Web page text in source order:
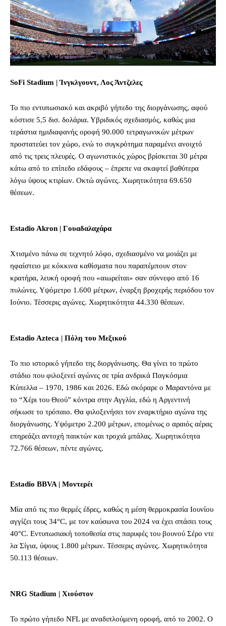
SoFi Stadium | Ίνγκλγουντ, Λος Άντζελες
Το πιο εντυπωσιακό και ακριβό γήπεδο της διοργάνωσης, αφού
κόστισε 5,5 δισ. δολάρια. Υβριδικός σχεδιασμός, καθώς μια
τεράστια ημιδιαφανής οροφή 90.000 τετραγωνικών μέτρων
προστατεύει τον χώρο, ενώ το συγκρότημα παραμένει ανοιχτό
από τις τρεις πλευρές. Ο αγωνιστικός χώρος βρίσκεται 30 μέτρα
κάτω από το επίπεδο εδάφους – έπρεπε να σκαφτεί βαθύτερα
λόγω ύψους κτιρίων. Οκτώ αγώνες. Χωρητικότητα 69.650
θέσεων.
Estadio Akron | Γουαδαλαχάρα
Χτισμένο πάνω σε τεχνητό λόφο, σχεδιασμένο να μοιάζει με
ηφαίστειο με κόκκινα καθίσματα που παραπέμπουν στον
κρατήρα, λευκή οροφή που «αιωρείται» σαν σύννεφο από 16
πυλώνες. Υψόμετρο 1.600 μέτρων, έναρξη βροχερής περιόδου τον
Ιούνιο. Τέσσερις αγώνες. Χωρητικότητα 44.330 θέσεων.
Estadio Azteca | Πόλη του Μεξικού
Το πιο ιστορικό γήπεδο της διοργάνωσης. Θα γίνει το πρώτο
στάδιο που φιλοξενεί αγώνες σε τρία ανδρικά Παγκόσμια
Κύπελλα – 1970, 1986 και 2026. Εδώ σκόραρε ο Μαραντόνα με
το “Χέρι του Θεού” κόντρα στην Αγγλία, εδώ η Αργεντινή
σήκωσε το τρόπαιο. Θα φιλοξενήσει τον εναρκτήριο αγώνα της
διοργάνωσης. Υψόμετρο 2.200 μέτρων, επομένως ο αραιός αέρας
επηρεάζει αντοχή παικτών και τροχιά μπάλας. Χωρητικότητα
72.766 θέσεων, πέντε αγώνες.
Estadio BBVA | Μοντερέι
Μία από τις πιο θερμές έδρες, καθώς η μέση θερμοκρασία Ιουνίου
αγγίζει τους 34°C, με τον καύσωνα του 2024 να έχει σπάσει τους
40°C. Εντυπωσιακή τοποθεσία στις παρυφές του βουνού Σέρο ντε
λα Σίγια, ύψους 1.800 μέτρων. Τέσσερις αγώνες. Χωρητικότητα
50.113 θέσεων.
NRG Stadium | Χιούστον
Το πρώτο γήπεδο NFL με αναδιπλούμενη οροφή, από το 2002. Ο